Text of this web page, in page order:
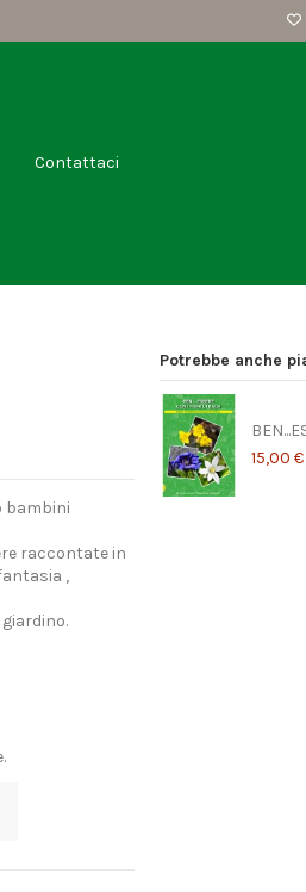
Contattaci
bambini
raccontate in
,
Potrebbe anche
15,00 €